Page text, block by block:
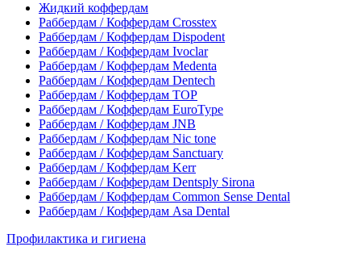
Жидкий коффердам
Раббердам / Коффердам Crosstex
Раббердам / Коффердам Dispodent
Раббердам / Коффердам Ivoclar
Раббердам / Коффердам Medenta
Раббердам / Коффердам Dentech
Раббердам / Коффердам ТОР
Раббердам / Коффердам EuroType
Раббердам / Коффердам JNB
Раббердам / Коффердам Nic tone
Раббердам / Коффердам Sanctuary
Раббердам / Коффердам Kerr
Раббердам / Коффердам Dentsply Sirona
Раббердам / Коффердам Common Sense Dental
Раббердам / Коффердам Asa Dental
Профилактика и гигиена